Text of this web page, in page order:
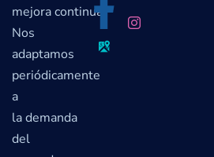
mejora continua.
Nos
adaptamos
periódicamente
a
la demanda
del